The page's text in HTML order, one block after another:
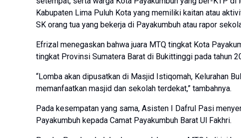
Kabupaten Lima Puluh Kota yang memiliki kaitan atau
SK orang tua yang bekerja di Payakumbuh atau rapor
Efrizal menegaskan bahwa juara MTQ tingkat Kota
tingkat Provinsi Sumatera Barat di Bukittinggi pada tahun
“Lomba akan dipusatkan di Masjid Istiqomah, Kelurahan
memanfaatkan masjid dan sekolah terdekat,” tambahnya.
Pada kesempatan yang sama, Asisten I Dafrul Pasi
Payakumbuh kepada Camat Payakumbuh Barat Ul Fakhri.